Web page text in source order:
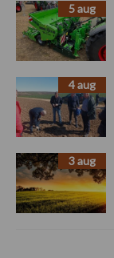
5 aug
4 aug
3 aug